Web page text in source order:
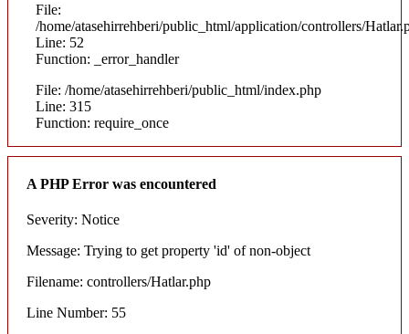
File:
/home/atasehirrehberi/public_html/application/controllers/
Line: 52
Function: _error_handler
File: /home/atasehirrehberi/public_html/index.php
Line: 315
Function: require_once
A PHP Error was encountered
Severity: Notice
Message: Trying to get property 'id' of non-object
Filename: controllers/Hatlar.php
Line Number: 55